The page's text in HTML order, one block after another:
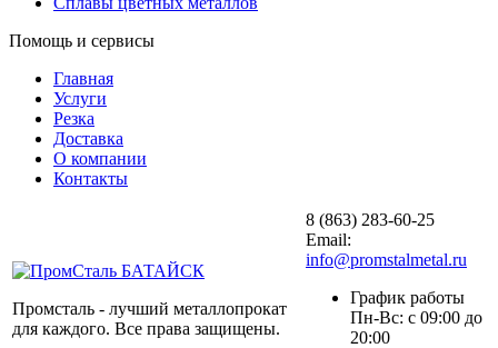
Помощь и сервисы
Главная
Услуги
Резка
Доставка
О компании
Контакты
Промсталь - лучший металлопрокат
для каждого. Все права защищены.
8 (863) 283-60-25
Email:
info@promstalmetal.ru
График работы
Пн-Вс: с 09:00 до
20:00